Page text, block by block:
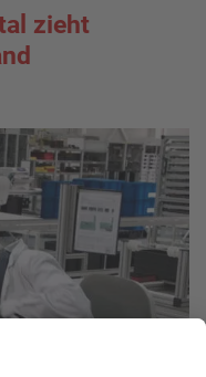
zieht